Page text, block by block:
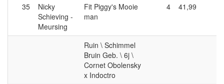
35
Nicky
Schieving -
Meursing
Fit Piggy's Mooie
man
4 41,99
Ruin \ Schimmel
Bruin Geb. \ 6j \
Cornet Obolensky
x Indoctro